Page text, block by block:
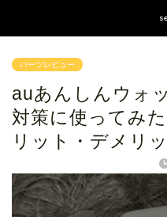
パーツレビュー
auあんしんウォ
対策に使ってみ
リット・デメリッ